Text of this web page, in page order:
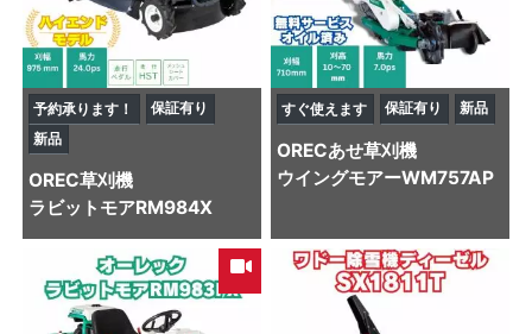
予約承ります！
保証有り
新品
OREC草刈機
ラビットモアRM984X
すぐ使えます 保証有り 新品
ORECあせ草刈機
ウイングモアーWM757AP